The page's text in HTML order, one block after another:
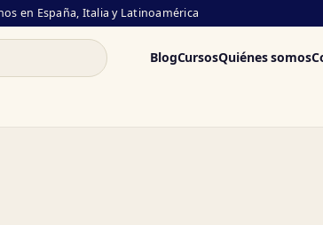
en España, Italia y Latinoamérica
BlogCursosQuiénes somos